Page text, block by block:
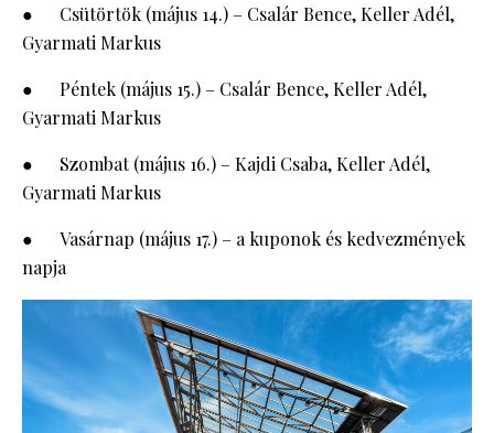
● Csütörtök (május 14.) – Csalár Bence, Keller Adél,
Gyarmati Markus
● Péntek (május 15.) – Csalár Bence, Keller Adél,
Gyarmati Markus
● Szombat (május 16.) – Kajdi Csaba, Keller Adél,
Gyarmati Markus
● Vasárnap (május 17.) – a kuponok és kedvezmények
napja